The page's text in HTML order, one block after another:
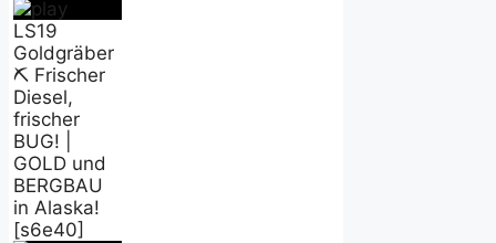
LS19
Goldgräber
⛏️ Frischer
Diesel,
frischer
BUG! |
GOLD und
BERGBAU
in Alaska!
[s6e40]